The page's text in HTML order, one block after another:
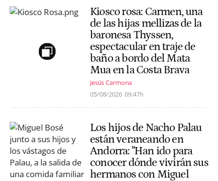
Kiosco rosa: Carmen, una
de las hijas mellizas de la
baronesa Thyssen,
espectacular en traje de
baño a bordo del Mata
Mua en la Costa Brava
Jesús Carmona
05/08/2026 09:47h
Los hijos de Nacho Palau
están veraneando en
Andorra: "Han ido para
conocer dónde vivirán sus
hermanos con Miguel